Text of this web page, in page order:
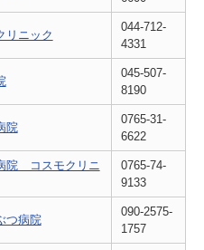
リニック
044-712-
4331
045-507-
8190
院
0765-31-
6622
院 コスモクリニ
0765-74-
9133
つ病院
090-2575-
1757